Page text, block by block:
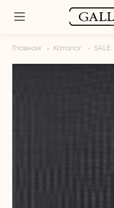
Главная Каталог SALE